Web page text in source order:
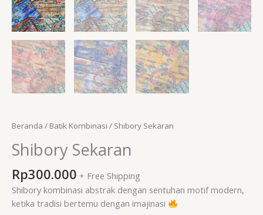
Beranda / Batik Kombinasi / Shibory Sekaran
Shibory Sekaran
Rp300.000 + Free Shipping
Shibory kombinasi abstrak dengan sentuhan motif modern,
ketika tradisi bertemu dengan imajinasi